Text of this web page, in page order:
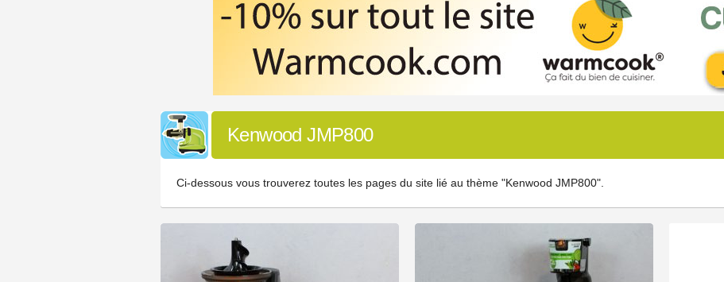
Kenwood JMP800
Ci-dessous vous trouverez toutes les pages du site lié au thème "Kenwood JMP800".